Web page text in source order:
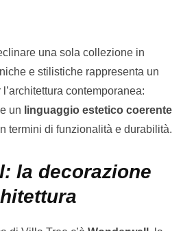
una sola collezione in
e stilistiche rappresenta un
contemporanea:
un linguaggio estetico coerente
termini di funzionalità e durabilità.
la decorazione